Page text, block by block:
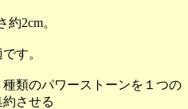
2cm。
す。
類のパワーストーンを１つの
させる